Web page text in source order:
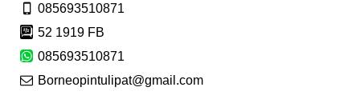
085693510871
52 1919 FB
085693510871
Borneopintulipat@gmail.com